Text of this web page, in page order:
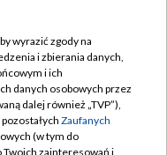
wyrazić zgody na
i zbierania danych,
i ich
danych osobowych przez
dalej również „TVP”),
Zaufanych
(w tym do
zainteresowań i